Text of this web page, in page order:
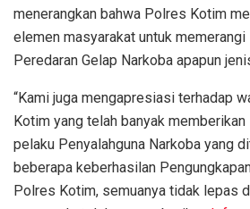
menerangkan bahwa Polres Kotim
elemen masyarakat untuk memerangi
Peredaran Gelap Narkoba apapun
“Kami juga mengapresiasi terhadap
Kotim yang telah banyak
pelaku Penyalahguna Narkoba yang
beberapa keberhasilan
Polres Kotim, semuanya tidak lepas